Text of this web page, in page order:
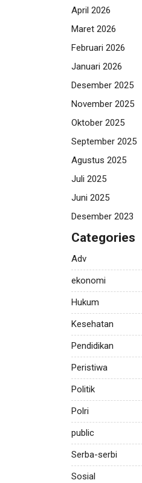
April 2026
Maret 2026
Februari 2026
Januari 2026
Desember 2025
November 2025
Oktober 2025
September 2025
Agustus 2025
Juli 2025
Juni 2025
Desember 2023
Categories
Adv
ekonomi
Hukum
Kesehatan
Pendidikan
Peristiwa
Politik
Polri
public
Serba-serbi
Sosial